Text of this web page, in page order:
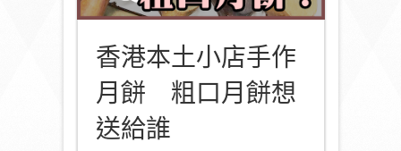
香港本土小店手作
月餅 粗口月餅想
送給誰